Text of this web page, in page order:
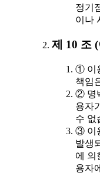
정기
이나
제 10 조
① 이
책임
② 명
용자
수 없
③ 이
발생
에 의
용자